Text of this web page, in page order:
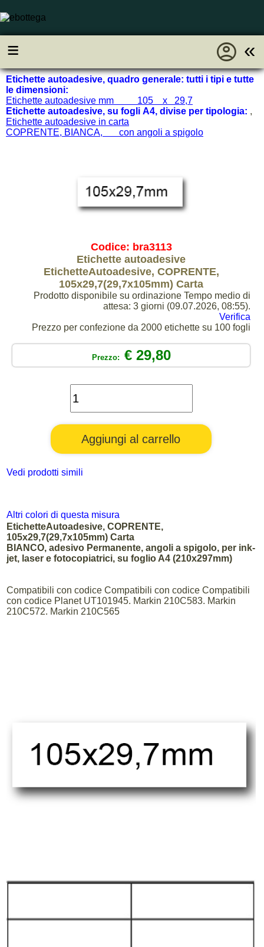
≡ «
account_circle
Etichette autoadesive, quadro generale: tutti i tipi e tutte
le dimensioni:
Etichette autoadesive mm 105 x 29,7
Etichette autoadesive, su fogli A4, divise per tipologia: ,
Etichette autoadesive in carta
COPRENTE, BIANCA, con angoli a spigolo
Codice: bra3113
Etichette autoadesive
EtichetteAutoadesive, COPRENTE,
105x29,7(29,7x105mm) Carta
Prodotto disponibile su ordinazione Tempo medio di
attesa: 3 giorni (09.07.2026, 08:55).
Verifica
Prezzo per confezione da 2000 etichette su 100 fogli
Prezzo: € 29,80
Vedi prodotti simili
Altri colori di questa misura
EtichetteAutoadesive, COPRENTE,
105x29,7(29,7x105mm) Carta
BIANCO, adesivo Permanente, angoli a spigolo, per ink-
jet, laser e fotocopiatrici, su foglio A4 (210x297mm)
Compatibili con codice Compatibili con codice Compatibili
con codice Planet UT101945. Markin 210C583. Markin
210C572. Markin 210C565